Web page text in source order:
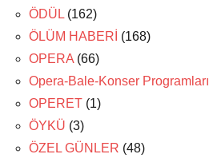
ÖDÜL (162)
ÖLÜM HABERİ (168)
OPERA (66)
Opera-Bale-Konser Programları
OPERET (1)
ÖYKÜ (3)
ÖZEL GÜNLER (48)